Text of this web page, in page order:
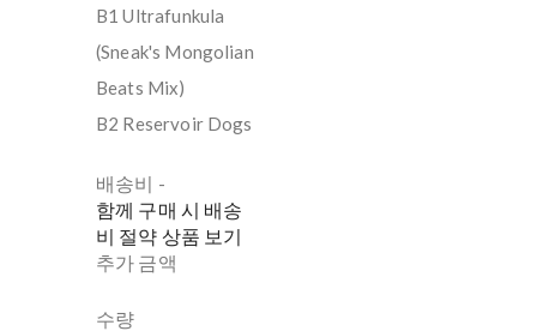
B1 Ultrafunkula
(Sneak's Mongolian
Beats Mix)
B2 Reservoir Dogs
배송비 -
함께 구매 시 배송
비 절약 상품 보기
추가 금액
수량